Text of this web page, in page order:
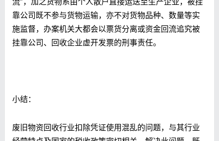
靠公司既不参与货物运输，亦不对货物品种、数量等实
施监督，办案机关大都会以票货分离或资金回流追究被
挂靠公司、回收企业虚开发票的刑事责任。
小结：
废旧物资回收行业扣除凭证使用混乱的问题，与其行业